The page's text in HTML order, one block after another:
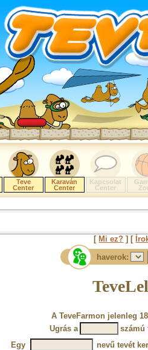
Teve
Center
Karaván
Center
Kapcsolat
Center
[ Mi ez? ] [
haverok:
A TeveFarmon jelenleg
Ugrás a
számú
Egy
nevű tevét